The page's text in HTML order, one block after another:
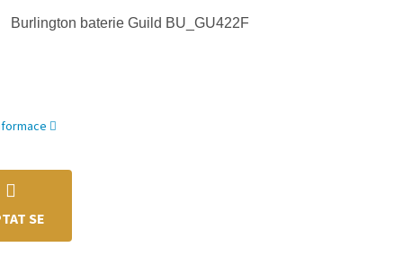
Burlington baterie Guild BU_GU422F
SE